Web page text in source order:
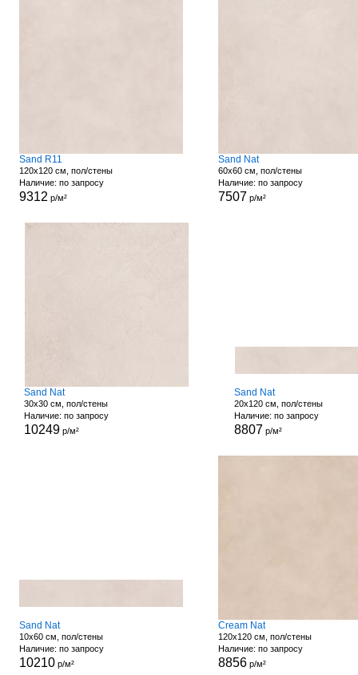
Sand R11
120x120 см, пол/стены
Наличие: по запросу
9312 р/м²
Sand Nat
60x60 см, пол/стены
Наличие: по запросу
7507 р/м²
Sand Nat
30x30 см, пол/стены
Наличие: по запросу
10249 р/м²
Sand Nat
20x120 см, пол/стены
Наличие: по запросу
8807 р/м²
Sand Nat
10x60 см, пол/стены
Наличие: по запросу
10210р/м²
Cream Nat
120x120 см, пол/стены
Наличие: по запросу
8856р/м²